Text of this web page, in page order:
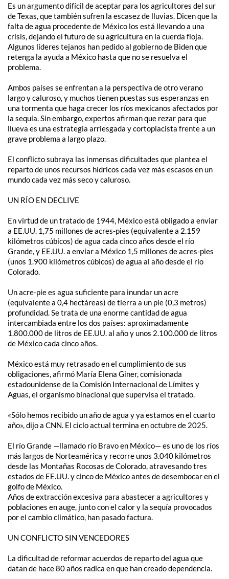
Es un argumento difícil de aceptar para los agricultores del sur
de Texas, que también sufren la escasez de lluvias. Dicen que la
falta de agua procedente de México los está llevando a una
crisis, dejando el futuro de su agricultura en la cuerda floja.
Algunos líderes tejanos han pedido al gobierno de Biden que
retenga la ayuda a México hasta que no se resuelva el
problema.
Ambos países se enfrentan a la perspectiva de otro verano
largo y caluroso, y muchos tienen puestas sus esperanzas en
una tormenta que haga crecer los ríos mexicanos afectados por
la sequía. Sin embargo, expertos afirman que rezar para que
llueva es una estrategia arriesgada y cortoplacista frente a un
grave problema a largo plazo.
El conflicto subraya las inmensas dificultades que plantea el
reparto de unos recursos hídricos cada vez más escasos en un
mundo cada vez más seco y caluroso.
UN RÍO EN DECLIVE
En virtud de un tratado de 1944, México está obligado a enviar
a EE.UU. 1,75 millones de acres-pies (equivalente a 2.159
kilómetros cúbicos) de agua cada cinco años desde el río
Grande, y EE.UU. a enviar a México 1,5 millones de acres-pies
(unos 1.900 kilómetros cúbicos) de agua al año desde el río
Colorado.
Un acre-pie es agua suficiente para inundar un acre
(equivalente a 0,4 hectáreas) de tierra a un pie (0,3 metros)
profundidad. Se trata de una enorme cantidad de agua
intercambiada entre los dos países: aproximadamente
1.800.000 de litros de EE.UU. al año y unos 2.100.000 de litros
de México cada cinco años.
México está muy retrasado en el cumplimiento de sus
obligaciones, afirmó María Elena Giner, comisionada
estadounidense de la Comisión Internacional de Límites y
Aguas, el organismo binacional que supervisa el tratado.
«Sólo hemos recibido un año de agua y ya estamos en el cuarto
año», dijo a CNN. El ciclo actual termina en octubre de 2025.
El río Grande —llamado río Bravo en México— es uno de los ríos
más largos de Norteamérica y recorre unos 3.040 kilómetros
desde las Montañas Rocosas de Colorado, atravesando tres
estados de EE.UU. y cinco de México antes de desembocar en el
golfo de México.
Años de extracción excesiva para abastecer a agricultores y
poblaciones en auge, junto con el calor y la sequía provocados
por el cambio climático, han pasado factura.
UN CONFLICTO SIN VENCEDORES
La dificultad de reformar acuerdos de reparto del agua que
datan de hace 80 años radica en que han creado dependencia.